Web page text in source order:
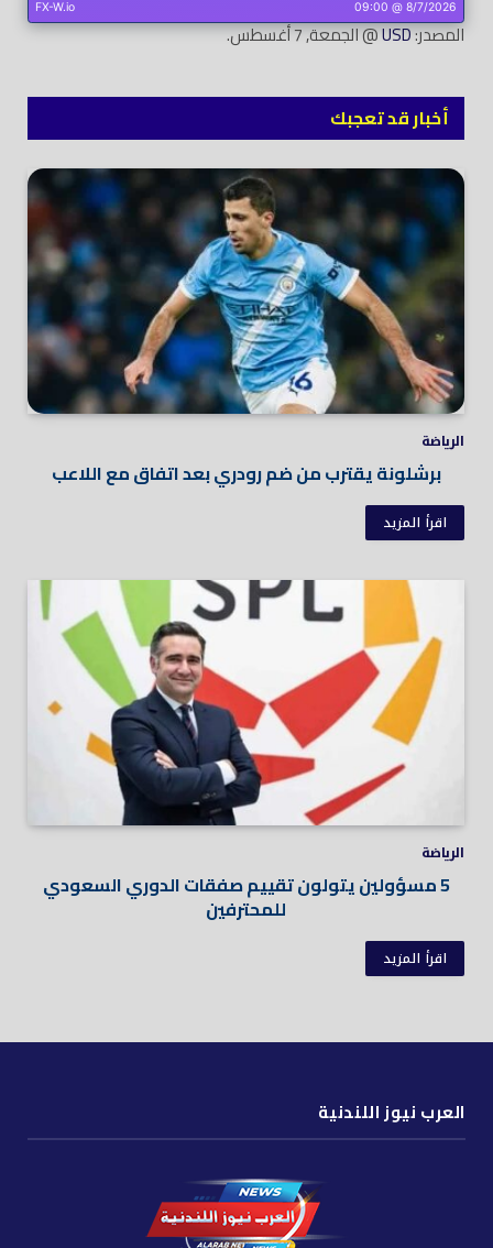
المصدر:USD@ الجمعة, 7 أغسطس.
أخبار قد تعجبك
الرياضة
برشلونة يقترب من ضم رودري بعد اتفاق مع اللاعب
اقرأ المزيد
الرياضة
5 مسؤولين يتولون تقييم صفقات الدوري السعودي
للمحترفين
اقرأ المزيد
العرب نيوز اللندنية